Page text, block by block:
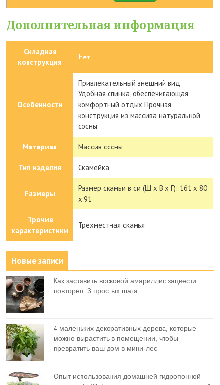
Дополнительная информация
Складная
конструкция
Нет
Особенности
Привлекательный внешний вид
Удобная спинка, обеспечивающая
комфортный отдых Прочная
конструкция из массива натуральной
сосны
Материал Массив сосны
Тип изделия Скамейка
Размеры
Размер скамьи в см (Ш х В х Г): 161 х 80
х 91
Прочие
характеристики
Трехместная скамья
Новые записи
Как заставить восковой амариллис зацвести
повторно: 3 простых шага
4 маленьких декоративных дерева, которые
можно вырастить в помещении, чтобы
превратить ваш дом в мини-лес
Опыт использования домашней гидропонной